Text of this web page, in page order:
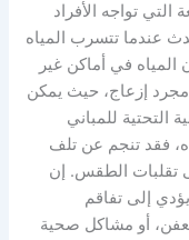
تواجه الأفراد
عندما تتسرب المياه
المياه في أماكن غير
مجرد إزعاج، حيث يمكن
التحتية للمباني
فقد تنجم عن تلف
تقلبات الطقس. إن
إلى تفاقم
أو مشاكل صحية